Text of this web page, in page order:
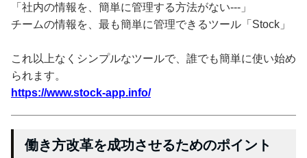
「社内の情報を、簡単に管理する方法がない---」
チームの情報を、最も簡単に管理できるツール「Stock」
これ以上なくシンプルなツールで、誰でも簡単に使い始め
られます。
https://www.stock-app.info/
働き方改革を成功させるためのポイント